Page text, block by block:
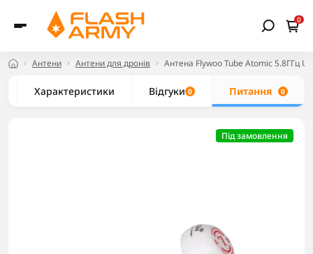
0
Антени Антени для дронів Антена Flywoo Tube Atomic 5.8ГГц
Характеристики Відгуки 0 Питання 0
Під замовлення